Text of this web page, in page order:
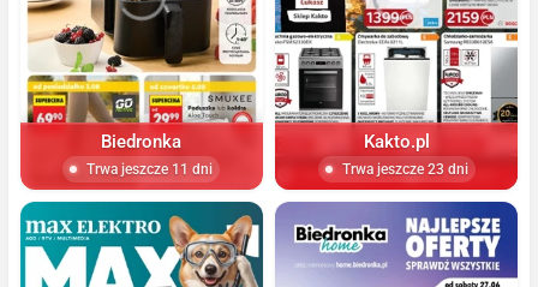
Biedronka
Trwa jeszcze 11 dni
Kakto.pl
Trwa jeszcze 23 dni